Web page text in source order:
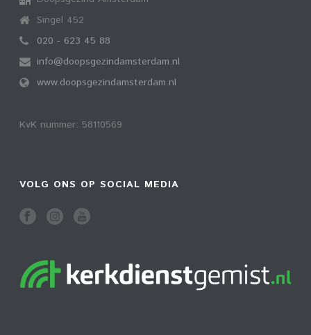
Singel 452
020 - 623 45 88
info@doopsgezindamsterdam.nl
www.doopsgezindamsterdam.nl
KvK nummer: 58110569
VOLG ONS OP SOCIAL MEDIA